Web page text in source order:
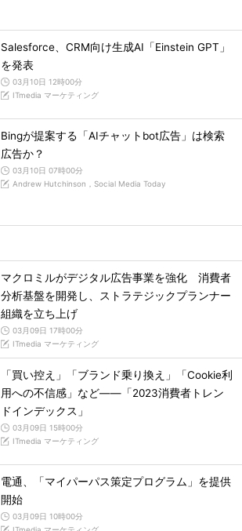
Salesforce、CRM向け生成AI「Einstein GPT」
を発表
03月10日 12時00分
ITmedia マーケティング
Bingが提案する「AIチャットbot広告」は検索
広告か？
03月10日 07時00分
Andrew Hutchinson，Social Media Today
マクロミルがデジタル広告事業を強化 消費者
分析基盤を開発し、ストラテジックプランナー
組織を立ち上げ
03月09日 17時00分
ITmedia マーケティング
「買い控え」「ブランド乗り換え」「Cookie利
用への不信感」など――「2023消費者トレン
ドインデックス」
03月09日 15時00分
ITmedia マーケティング
電通、「マイパーパス策定プログラム」を提供
開始
03月09日 10時00分